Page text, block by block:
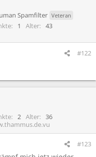
Spamfilter Veteran
1 Alter
43
#122
2 Alter
36
#123